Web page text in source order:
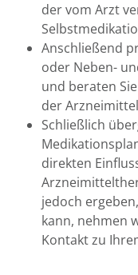
der vom Arzt
Anschließend
oder Neben-
und beraten
der
Schließlich
direkten
jedoch
kann, nehmen
Kontakt zu